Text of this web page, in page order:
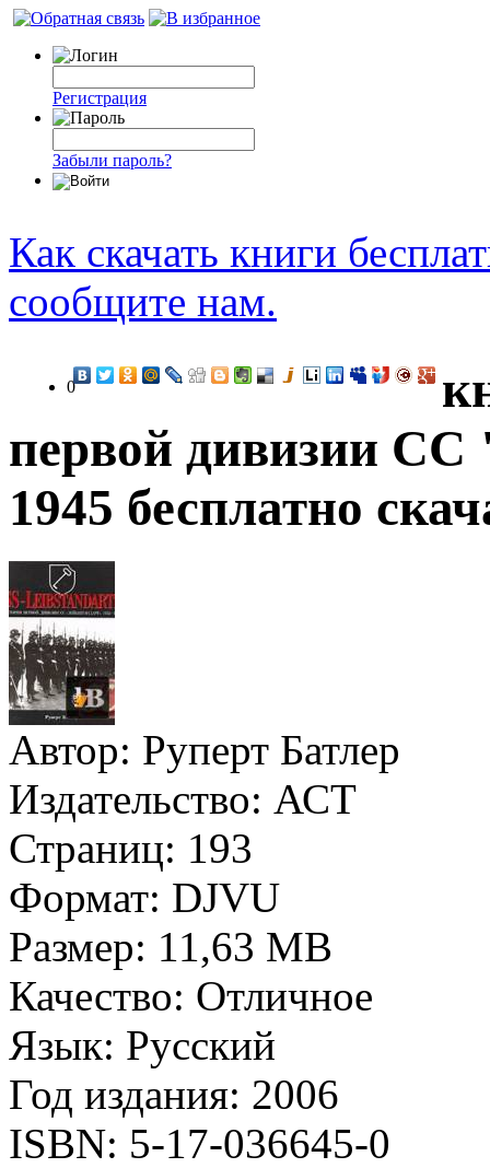
Регистрация
Забыли пароль?
Как скачать книги
сообщите нам.
0
первой дивизии
1945 бесплатно
Автор: Руперт Батлер
Издательство: АСТ
Страниц: 193
Формат: DJVU
Размер: 11,63 MB
Качество: Отличное
Язык: Русский
Год издания: 2006
ISBN: 5-17-036645-0